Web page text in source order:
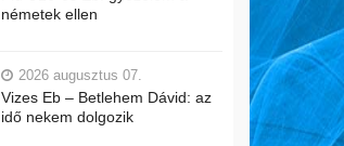
németek ellen
2026 augusztus 07.
Vizes Eb – Betlehem Dávid: az
idő nekem dolgozik